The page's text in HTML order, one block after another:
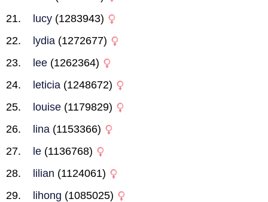
lucy (1283943)
lydia (1272677)
lee (1262364)
leticia (1248672)
louise (1179829)
lina (1153366)
le (1136768)
lilian (1124061)
lihong (1085025)